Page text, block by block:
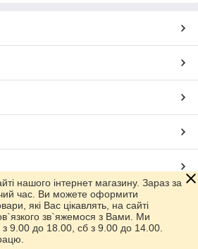
Prom.ua
нашого інтернет магазину. Зараз за
час. Ви можете оформити
які Вас цікавлять, на сайті
зв`яжемося з Вами. Ми
9.00 до 18.00, сб з 9.00 до 14.00.